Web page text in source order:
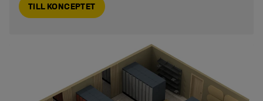
TILL KONCEPTET